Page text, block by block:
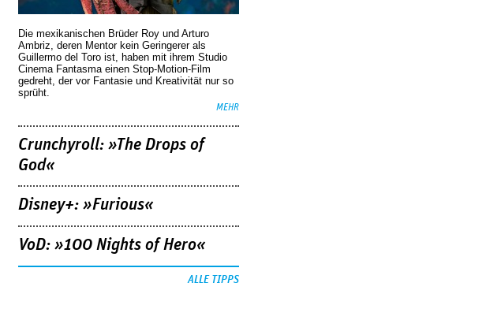
Die mexikanischen Brüder Roy und Arturo
Ambriz, deren Mentor kein Geringerer als
Guillermo del Toro ist, haben mit ihrem Studio
Cinema Fantasma einen Stop-Motion-Film
gedreht, der vor Fantasie und Kreativität nur so
sprüht.
MEHR
Crunchyroll: »The Drops of
God«
Disney+: »Furious«
VoD: »100 Nights of Hero«
ALLE TIPPS